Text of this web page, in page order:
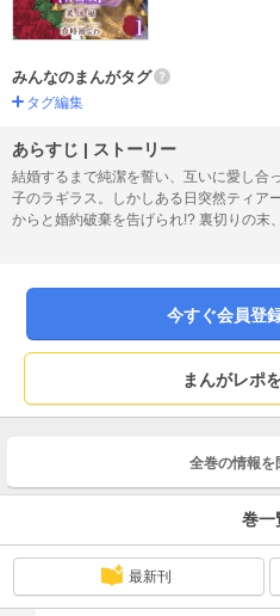
みんなのまんがタグ
タグ編集
あらすじ | ストーリー
結婚するまで純潔を誓い、互いに愛し合
子のラギラス。しかしある日突然ティア
からと婚約破棄を告げられ!? 裏切りの末
婚して国王夫妻となってから早三年。
て!?もう終わった関係の元婚約者とな
【本作品は、同タイトル1～3話を収録し
今すぐ会員登
まんがレポ
全巻の情報を
巻一
最新刊